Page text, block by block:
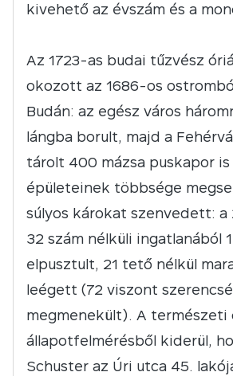
kivehető az évszám és a
Az 1723-as budai tűzvész
okozott az 1686-os
Budán: az egész város
lángba borult, majd a
tárolt 400 mázsa puskapor
épületeinek többsége
súlyos károkat szenvedett: a
32 szám nélküli ingatlanából
elpusztult, 21 tető nélkül
leégett (72 viszont
megmenekült). A természeti
állapotfelmérésből kiderül,
Schuster az Úri utca 45.